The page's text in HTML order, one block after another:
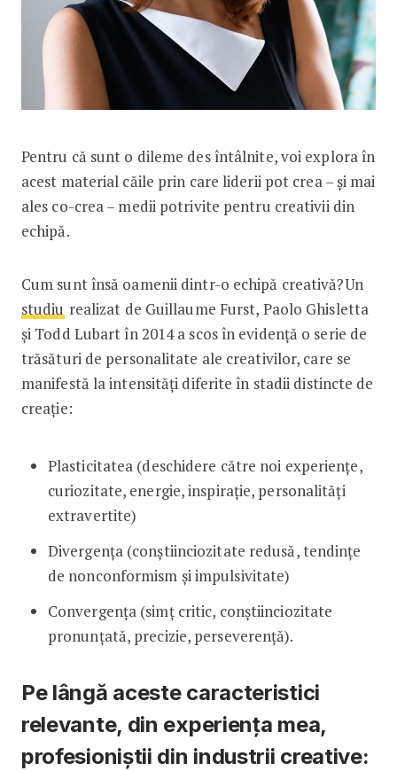
Pentru că sunt o dileme des întâlnite, voi explora în
acest material căile prin care liderii pot crea – și mai
ales co-crea – medii potrivite pentru creativii din
echipă.
Cum sunt însă oamenii dintr-o echipă creativă?Un
studiu realizat de Guillaume Furst, Paolo Ghisletta
și Todd Lubart în 2014 a scos în evidență o serie de
trăsături de personalitate ale creativilor, care se
manifestă la intensități diferite în stadii distincte de
creație:
Plasticitatea (deschidere către noi experiențe,
curiozitate, energie, inspirație, personalități
extravertite)
Divergența (conștiinciozitate redusă, tendințe
de nonconformism și impulsivitate)
Convergența (simț critic, conștiinciozitate
pronunțată, precizie, perseverență).
Pe lângă aceste caracteristici
relevante, din experiența mea,
profesioniștii din industrii creative: